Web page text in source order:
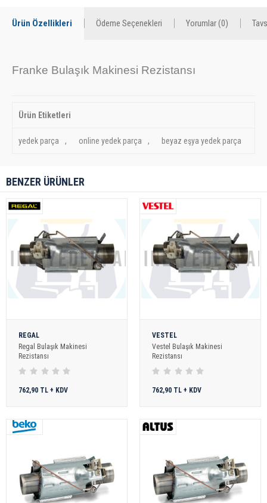
Ürün Özellikleri Ödeme Seçenekleri Yorumlar (0)
Franke Bulaşık Makinesi Rezistansı
Ürün Etiketleri
yedek parça , online yedek parça , beyaz eşya yedek parça
BENZER ÜRÜNLER
REGAL
Regal Bulaşık Makinesi
Rezistansı
762,90 TL + KDV
VESTEL
Vestel Bulaşık Makinesi
Rezistansı
762,90 TL + KDV